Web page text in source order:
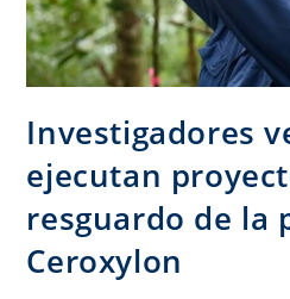
Investigadores
ejecutan
resguardo de la
Ceroxylon